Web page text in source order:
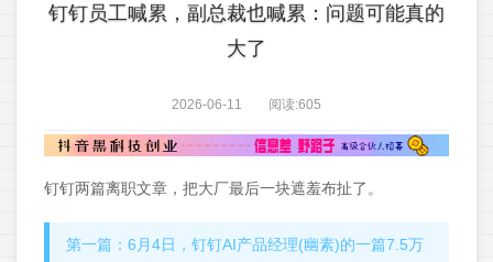
钉钉员工喊累，副总裁也喊累：问题可能真的
大了
2026-06-11 阅读:605
钉钉两篇离职文章，把大厂最后一块遮羞布扯了。
第一篇：6月4日，钉钉AI产品经理(幽素)的一篇7.5万